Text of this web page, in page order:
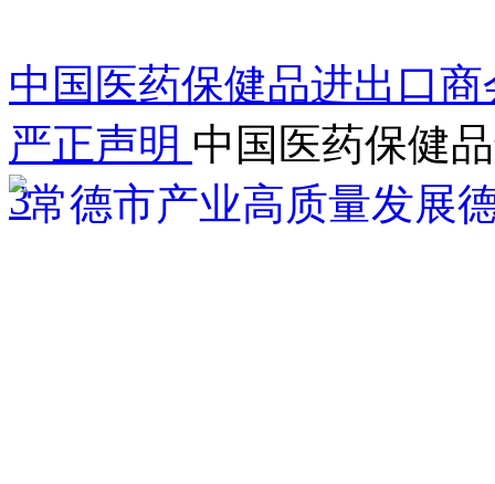
中国医药保健品进出口
严正声明 中国医药保健
3